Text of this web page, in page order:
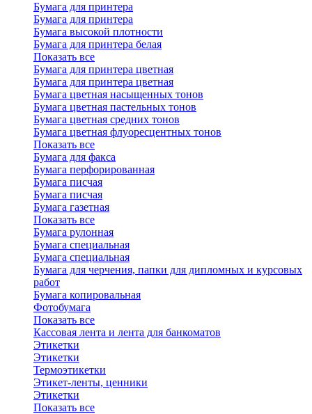
Бумага для принтера
Бумага для принтера
Бумага высокой плотности
Бумага для принтера белая
Показать все
Бумага для принтера цветная
Бумага для принтера цветная
Бумага цветная насыщенных тонов
Бумага цветная пастельных тонов
Бумага цветная средних тонов
Бумага цветная флуоресцентных тонов
Показать все
Бумага для факса
Бумага перфорированная
Бумага писчая
Бумага писчая
Бумага газетная
Показать все
Бумага рулонная
Бумага специальная
Бумага специальная
Бумага для черчения, папки для дипломных и курсовых
работ
Бумага копировальная
Фотобумага
Показать все
Кассовая лента и лента для банкоматов
Этикетки
Этикетки
Термоэтикетки
Этикет-ленты, ценники
Этикетки
Показать все